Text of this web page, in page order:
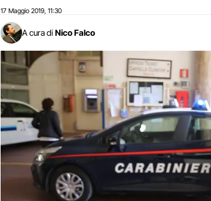
17 Maggio 2019 11:30
A cura di Nico Falco